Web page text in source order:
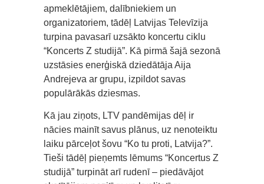
apmeklētājiem, dalībniekiem un
organizatoriem, tādēļ Latvijas Televīzija
turpina pavasarī uzsākto koncertu ciklu
“Koncerts Z studijā”. Kā pirmā šajā sezonā
uzstāsies enerģiskā dziedātāja Aija
Andrejeva ar grupu, izpildot savas
populārākās dziesmas.
Kā jau ziņots, LTV pandēmijas dēļ ir
nācies mainīt savus plānus, uz nenoteiktu
laiku pārceļot šovu “Ko tu proti, Latvija?”.
Tieši tādēļ pieņemts lēmums “Koncertus Z
studijā” turpināt arī rudenī – piedāvājot